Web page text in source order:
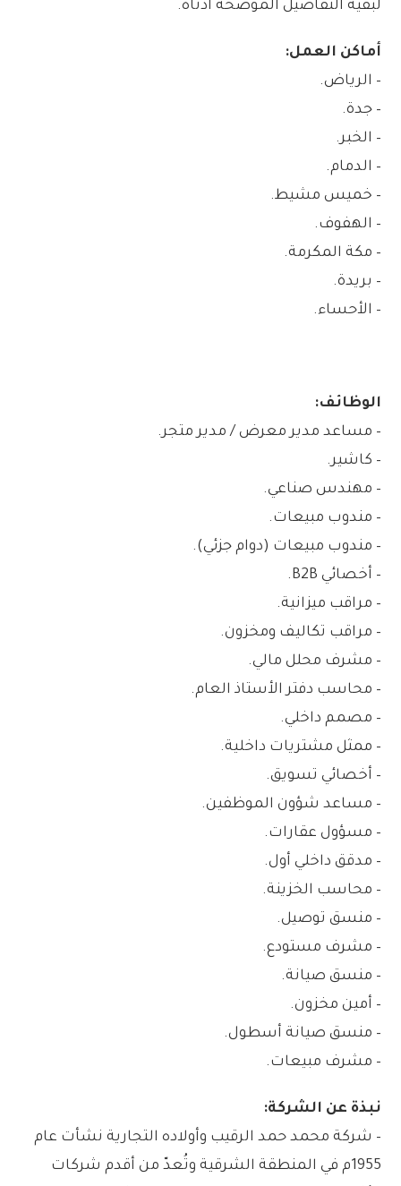
لبقية التفاصيل الموضحة أدناه.
أماكن العمل:
– الرياض.
– جدة.
– الخبر.
– الدمام.
– خميس مشيط.
– الهفوف.
– مكة المكرمة.
– بريدة.
– الأحساء.
الوظائف:
– مساعد مدير معرض / مدير متجر.
– كاشير.
– مهندس صناعي.
– مندوب مبيعات.
– مندوب مبيعات (دوام جزئي).
– أخصائي B2B.
– مراقب ميزانية.
– مراقب تكاليف ومخزون.
– مشرف محلل مالي.
– محاسب دفتر الأستاذ العام.
– مصمم داخلي.
– ممثل مشتريات داخلية.
– أخصائي تسويق.
– مساعد شؤون الموظفين.
– مسؤول عقارات.
– مدقق داخلي أول.
– محاسب الخزينة.
– منسق توصيل.
– مشرف مستودع.
– منسق صيانة.
– أمين مخزون.
– منسق صيانة أسطول.
– مشرف مبيعات.
نبذة عن الشركة:
– شركة محمد حمد الرقيب وأولاده التجارية نشأت عام
1955م في المنطقة الشرقية وتُعدّ من أقدم شركات